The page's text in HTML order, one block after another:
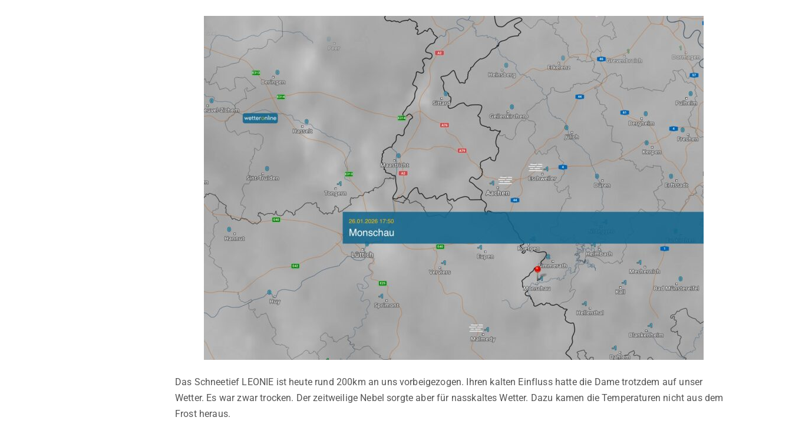
Das Schneetief LEONIE ist heute rund 200km an uns vorbeigezogen. Ihren kalten Einfluss hatte die Dame trotzdem auf unser
Wetter. Es war zwar trocken. Der zeitweilige Nebel sorgte aber für nasskaltes Wetter. Dazu kamen die Temperaturen nicht aus dem
Frost heraus.